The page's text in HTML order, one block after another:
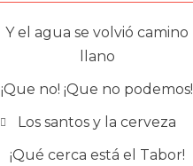
Y el agua se volvió camino
llano
¡Que no! ¡Que no podemos!
Los santos y la cerveza
¡Qué cerca está el Tabor!